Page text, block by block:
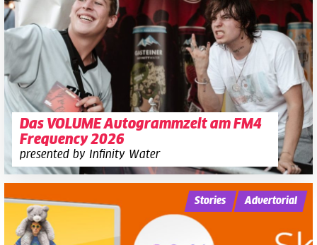
Das VOLUME Autogrammzelt am FM4
Frequency 2026
presented by Infinity Water
Stories Advertorial